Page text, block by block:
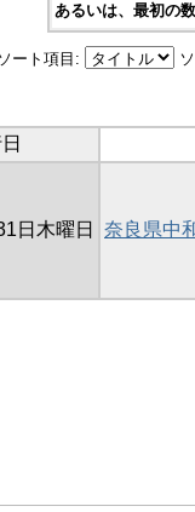
あるいは、最初の
ソート項目:
日木曜日 奈良県中